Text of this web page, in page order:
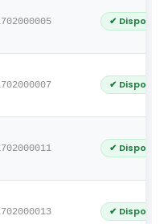
✔
✔
✔
✔